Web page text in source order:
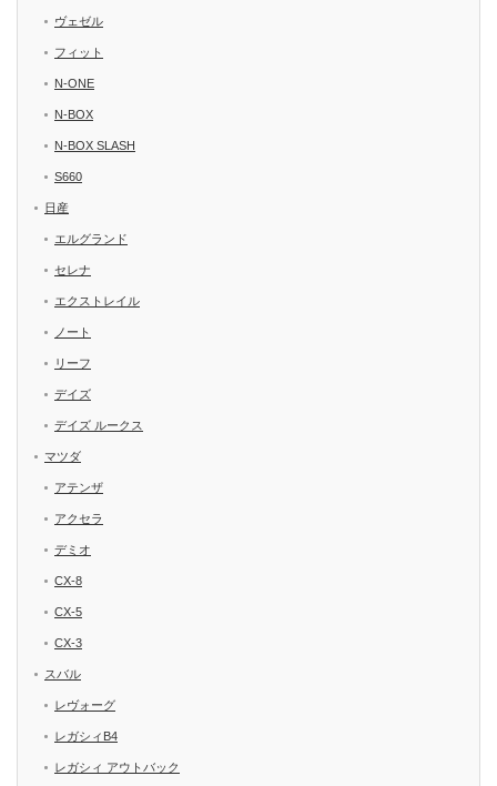
ヴェゼル
フィット
N-ONE
N-BOX
N-BOX SLASH
S660
日産
エルグランド
セレナ
エクストレイル
ノート
リーフ
デイズ
デイズ ルークス
マツダ
アテンザ
アクセラ
デミオ
CX-8
CX-5
CX-3
スバル
レヴォーグ
レガシィB4
レガシィ アウトバック